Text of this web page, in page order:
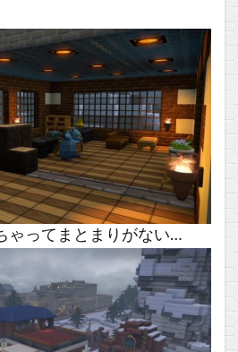
ゃってまとまりがない…